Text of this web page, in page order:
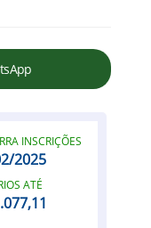
INSCRIÇÕES
2025
ATÉ